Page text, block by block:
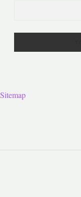
Sitemap